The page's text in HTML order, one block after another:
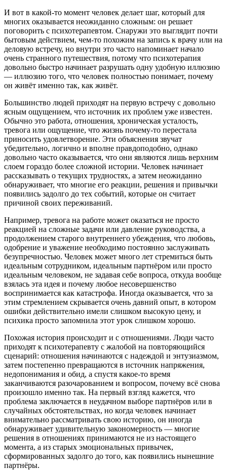
И вот в какой-то момент человек делает шаг, который для
многих оказывается неожиданно сложным: он решает
поговорить с психотерапевтом. Снаружи это выглядит почти
бытовым действием, чем-то похожим на запись к врачу или на
деловую встречу, но внутри это часто напоминает начало
очень странного путешествия, потому что психотерапия
довольно быстро начинает разрушать одну удобную иллюзию
— иллюзию того, что человек полностью понимает, почему
он живёт именно так, как живёт.
Большинство людей приходят на первую встречу с довольно
ясным ощущением, что источник их проблем уже известен.
Обычно это работа, отношения, хроническая усталость,
тревога или ощущение, что жизнь почему-то перестала
приносить удовлетворение. Эти объяснения звучат
убедительно, логично и вполне правдоподобно, однако
довольно часто оказывается, что они являются лишь верхним
слоем гораздо более сложной истории. Человек начинает
рассказывать о текущих трудностях, а затем неожиданно
обнаруживает, что многие его реакции, решения и привычки
появились задолго до тех событий, которые он считает
причиной своих переживаний.
Например, тревога на работе может оказаться не просто
реакцией на сложные задачи или давление руководства, а
продолжением старого внутреннего убеждения, что любовь,
одобрение и уважение необходимо постоянно заслуживать
безупречностью. Человек может много лет стремиться быть
идеальным сотрудником, идеальным партнёром или просто
идеальным человеком, не задавая себе вопроса, откуда вообще
взялась эта идея и почему любое несовершенство
воспринимается как катастрофа. Иногда оказывается, что за
этим стремлением скрывается очень давний опыт, в котором
ошибки действительно имели слишком высокую цену, и
психика просто запомнила этот урок слишком хорошо.
Похожая история происходит и с отношениями. Люди часто
приходят к психотерапевту с жалобой на повторяющийся
сценарий: отношения начинаются с надеждой и энтузиазмом,
затем постепенно превращаются в источник напряжения,
недопонимания и обид, а спустя какое-то время
заканчиваются разочарованием и вопросом, почему всё снова
произошло именно так. На первый взгляд кажется, что
проблема заключается в неудачном выборе партнёров или в
случайных обстоятельствах, но когда человек начинает
внимательно рассматривать свою историю, он иногда
обнаруживает удивительную закономерность — многие
решения в отношениях принимаются не из настоящего
момента, а из старых эмоциональных привычек,
сформированных задолго до того, как появились нынешние
партнёры.